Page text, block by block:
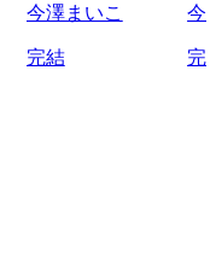
今澤まいこ
完結
今
完